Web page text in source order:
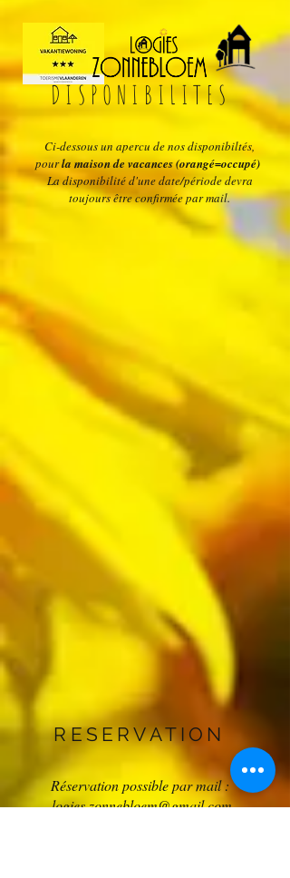
DISPONIBILITES
Ci-dessous un apercu de nos disponibiltés,
pourla maison de vacances (orangé=occupé)
La disponibilité d'une date/période devra
toujours être confirmée par mail.
RESERVATION
Réservation possible par mail :
logies.zonnebloem@gmail.com